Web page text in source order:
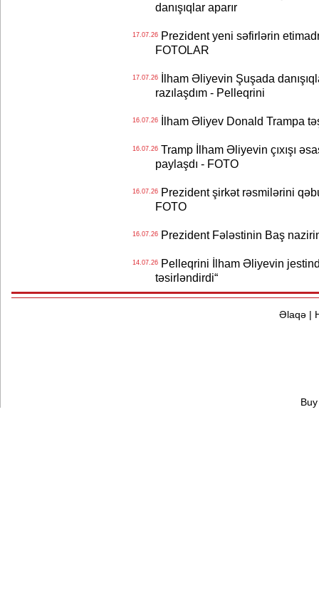
danışıqlar aparır
17.07.26Prezident yeni səfirlərin
FOTOLAR
17.07.26İlham Əliyevin Şuşada
razılaşdım - Pelleqrini
16.07.26İlham Əliyev Donald Trampa
16.07.26Tramp İlham Əliyevin çıxışı
paylaşdı - FOTO
16.07.26Prezident şirkət rəsmilərini
FOTO
16.07.26Prezident Fələstinin Baş
14.07.26Pelleqrini İlham Əliyevin
təsirləndirdi“
Əlaqə|